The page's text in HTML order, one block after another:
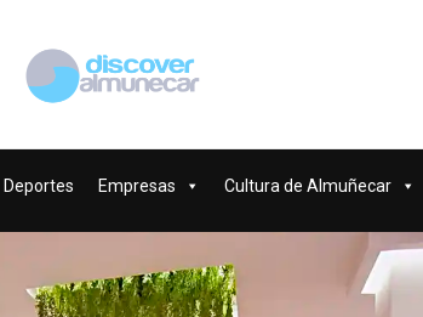
Deportes Empresas Cultura de Almuñecar